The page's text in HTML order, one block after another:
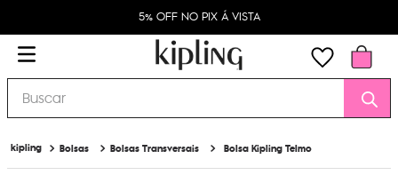
5% OFF NO PIX Á VISTA
Buscar
Bolsas Bolsas Transversais Bolsa Kipling Telmo